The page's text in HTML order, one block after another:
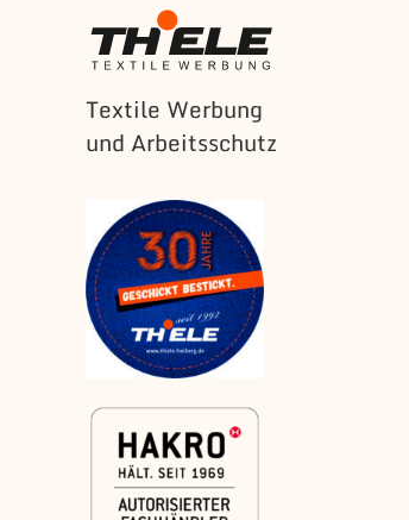
Textile Werbung
und Arbeitsschutz